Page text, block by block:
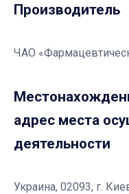
Производитель
ЧАО
адрес места
деятельности
Украина, 02093, г.